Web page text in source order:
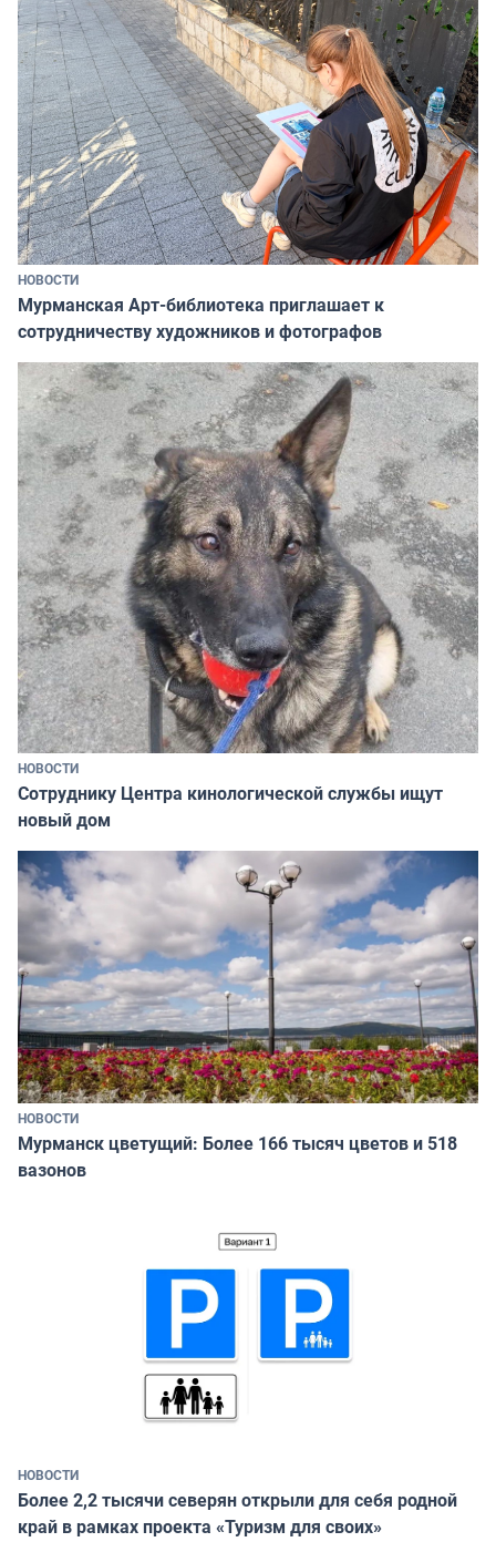
НОВОСТИ
Мурманская Арт-библиотека приглашает к
сотрудничеству художников и фотографов
НОВОСТИ
Сотруднику Центра кинологической службы ищут
новый дом
НОВОСТИ
Мурманск цветущий: Более 166 тысяч цветов и 518
вазонов
НОВОСТИ
Более 2,2 тысячи северян открыли для себя родной
край в рамках проекта «Туризм для своих»